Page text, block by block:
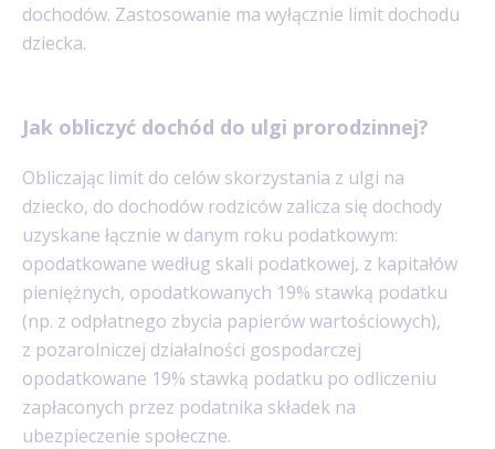
dochodów. Zastosowanie ma wyłącznie limit dochodu
dziecka.
Jak obliczyć dochód do ulgi prorodzinnej?
Obliczając limit do celów skorzystania z ulgi na
dziecko, do dochodów rodziców zalicza się dochody
uzyskane łącznie w danym roku podatkowym:
opodatkowane według skali podatkowej, z kapitałów
pieniężnych, opodatkowanych 19% stawką podatku
(np. z odpłatnego zbycia papierów wartościowych),
z pozarolniczej działalności gospodarczej
opodatkowane 19% stawką podatku po odliczeniu
zapłaconych przez podatnika składek na
ubezpieczenie społeczne.